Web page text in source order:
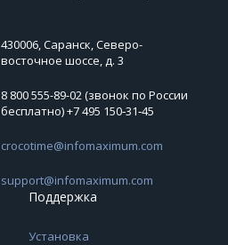
430006, Саранск, Северо-
восточное шоссе, д. 3
8 800 555-89-02 (звонок по России
бесплатно) +7 495 150‑31‑45
crocotime@infomaximum.com
support@infomaximum.com
Поддержка
Установка